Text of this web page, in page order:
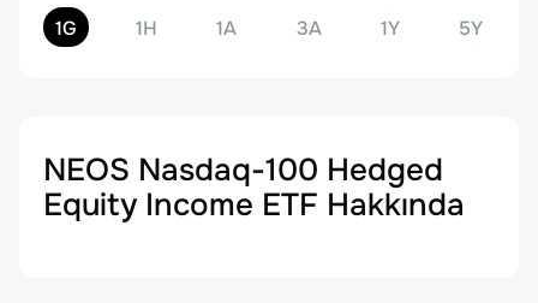
1G 1H 1A 3A 1Y 5Y
NEOS Nasdaq-100 Hedged
Equity Income ETF Hakkında